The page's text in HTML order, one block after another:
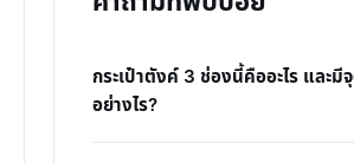
กระเป๋าตังค์ 3 ช่องนี้คืออะไร และมี
อย่างไร?